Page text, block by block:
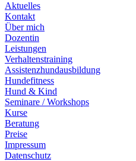
Aktuelles
Kontakt
Über mich
Dozentin
Leistungen
Verhaltenstraining
Assistenzhundausbildung
Hundefitness
Hund & Kind
Seminare / Workshops
Kurse
Beratung
Preise
Impressum
Datenschutz